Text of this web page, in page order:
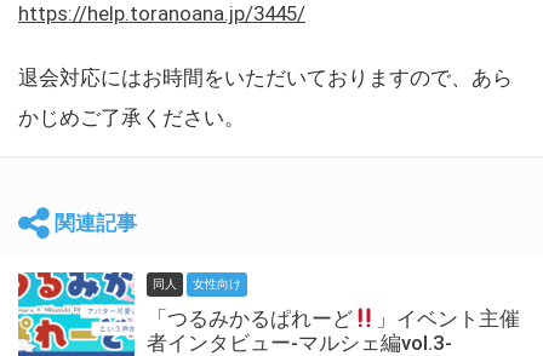
https://help.toranoana.jp/3445/
退会対応にはお時間をいただいておりますので、あら
かじめご了承ください。
関連記事
同人 女性向け
「つるみかるぱれーど
」イベント主催
者インタビュー-マルシェ編vol.3-